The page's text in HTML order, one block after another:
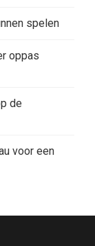
spelen
oppas
de
voor een